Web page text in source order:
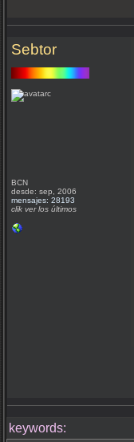
Sebtor
BCN
desde: sep, 2006
mensajes: 28193
clik ver los últimos
keywords: